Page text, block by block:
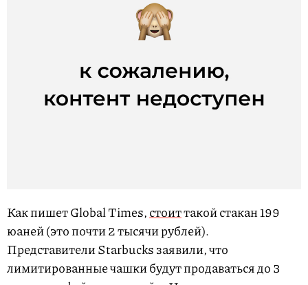
Как пишет Global Times,стоиттакой стакан 199
юаней (это почти 2 тысячи рублей).
Представители Starbucks заявили, что
лимитированные чашки будут продаваться до 3